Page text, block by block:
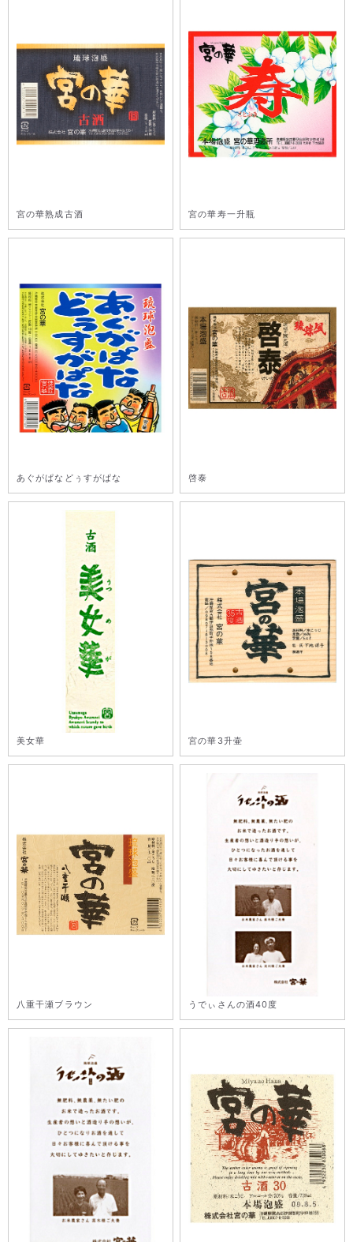
宮の華熟成古酒 宮の華寿一升瓶
あぐがぱなどぅすがぱな 啓泰
美女華 宮の華3升壷
八重干瀬ブラウン うでぃさんの酒40度